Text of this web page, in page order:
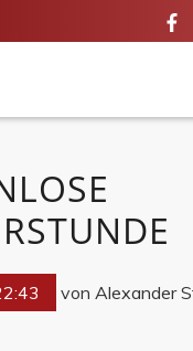
von Alexander